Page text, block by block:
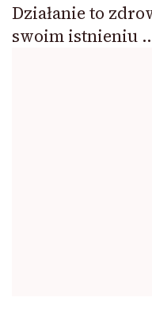
Działanie to
swoim istnieniu